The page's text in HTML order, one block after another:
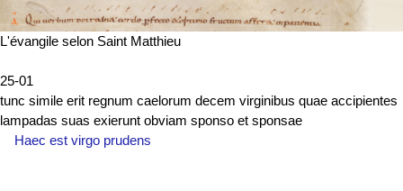
L'évangile selon Saint Matthieu
25-01
tunc simile erit regnum caelorum decem virginibus quae accipientes
lampadas suas exierunt obviam sponso et sponsae
Haec est virgo prudens